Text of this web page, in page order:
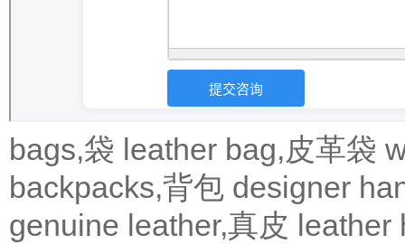
bags,袋 leather bag,皮革袋
backpacks,背包 designer
genuine leather,真皮 leather